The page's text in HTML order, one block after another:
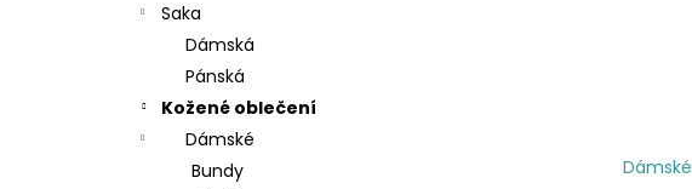
Saka
Dámská
Pánská
Kožené oblečení
Dámské
Bundy
Dámské